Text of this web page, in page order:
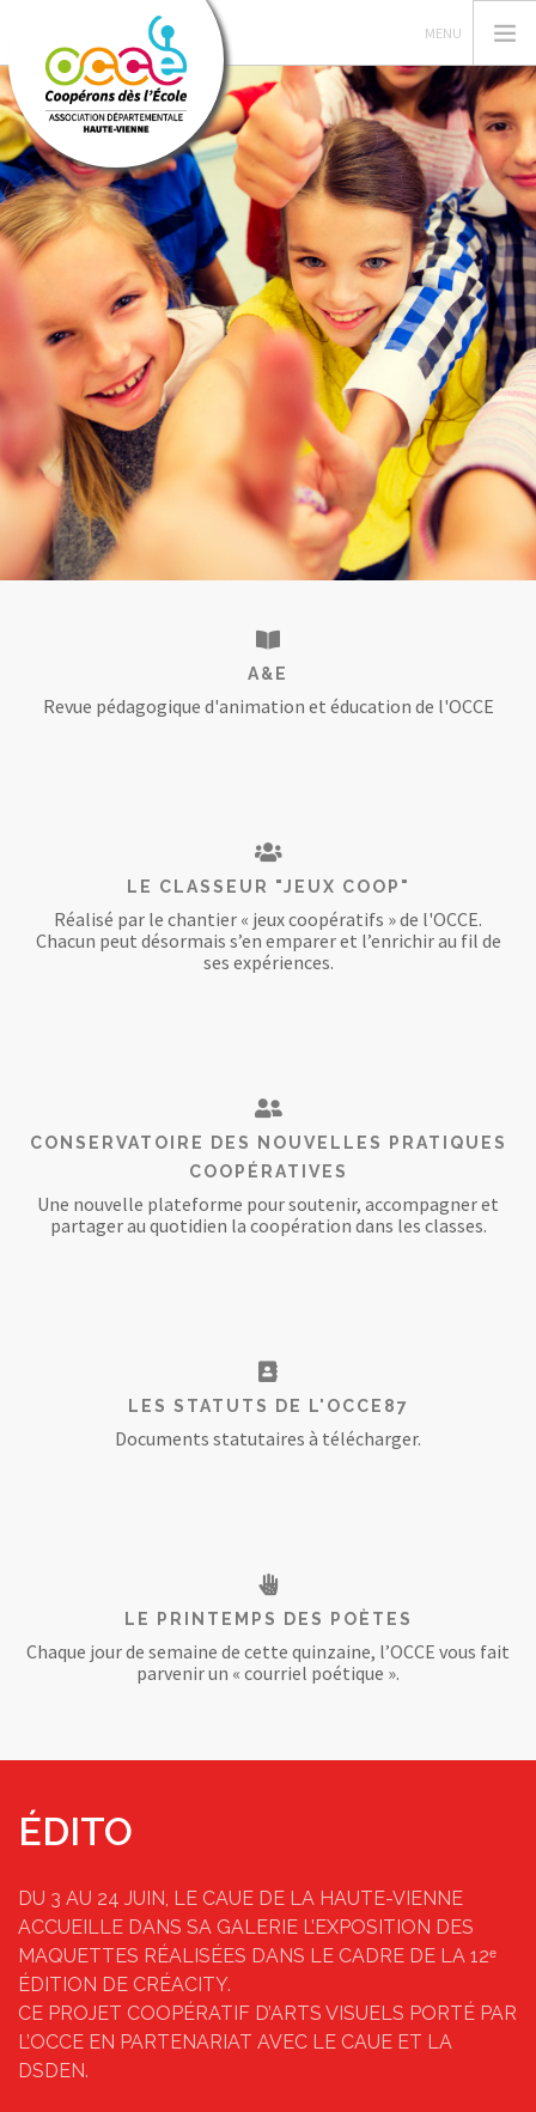
L'OCCE
GÉRER SA COOPÉRATIVE
ACTIONS PÉDA
RESSOURCES PEDA
FORMATIONS
PRETS/ SERVICES
RECHERCHER
CONTACT
A&E
Revue pédagogique d'animation et éducation de l'OCCE
LE CLASSEUR "JEUX COOP"
Réalisé par le chantier « jeux coopératifs » de l'OCCE.
Chacun peut désormais s’en emparer et l’enrichir au fil de
ses expériences.
CONSERVATOIRE DES NOUVELLES PRATIQUES
COOPÉRATIVES
Une nouvelle plateforme pour soutenir, accompagner et
partager au quotidien la coopération dans les classes.
LES STATUTS DE L'OCCE87
Documents statutaires à télécharger.
LE PRINTEMPS DES POÈTES
Chaque jour de semaine de cette quinzaine, l’OCCE vous fait
parvenir un « courriel poétique ».
ÉDITO
DU 3 AU 24 JUIN, LE CAUE DE LA HAUTE-VIENNE
ACCUEILLE DANS SA GALERIE L’EXPOSITION DES
MAQUETTES RÉALISÉES DANS LE CADRE DE LA 12ᵉ
ÉDITION DE CRÉACITY.
CE PROJET COOPÉRATIF D’ARTS VISUELS PORTÉ PAR
L’OCCE EN PARTENARIAT AVEC LE CAUE ET LA
DSDEN.